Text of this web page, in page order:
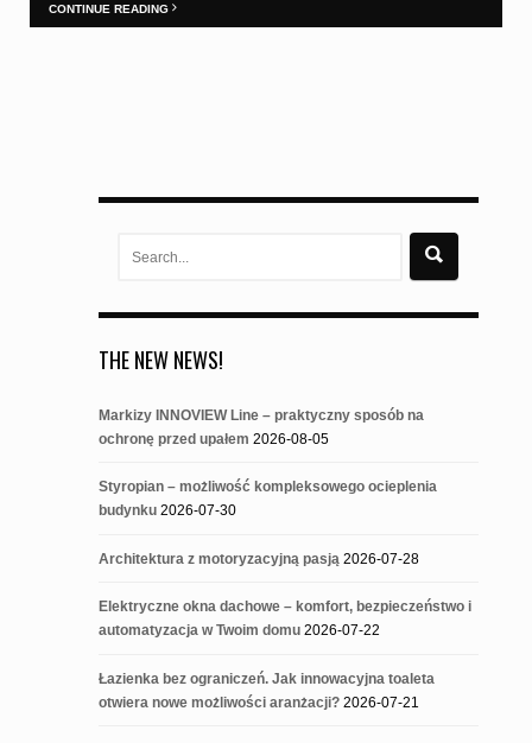
CONTINUE READING
THE NEW NEWS!
Markizy INNOVIEW Line – praktyczny sposób na
ochronę przed upałem 2026-08-05
Styropian – możliwość kompleksowego ocieplenia
budynku 2026-07-30
Architektura z motoryzacyjną pasją 2026-07-28
Elektryczne okna dachowe – komfort, bezpieczeństwo i
automatyzacja w Twoim domu 2026-07-22
Łazienka bez ograniczeń. Jak innowacyjna toaleta
otwiera nowe możliwości aranżacji? 2026-07-21